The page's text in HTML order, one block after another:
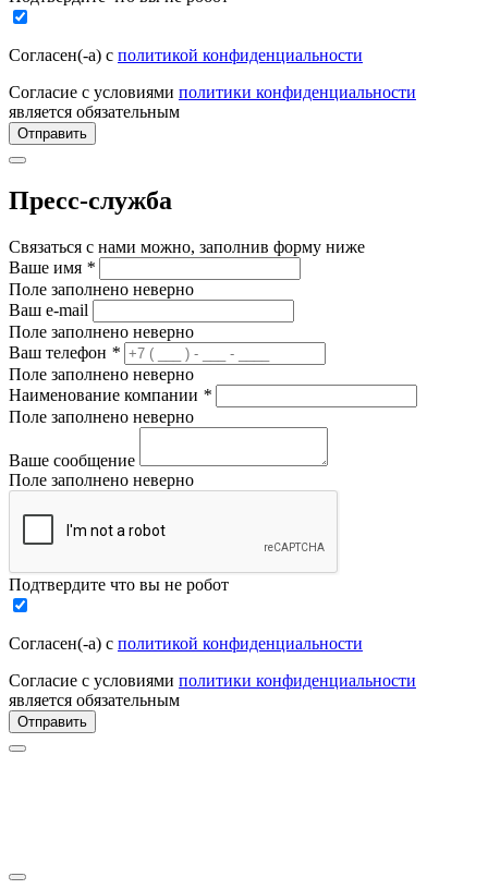
Согласен(-а) с политикой конфиденциальности
Согласие с условиями политики конфиденциальности
является обязательным
Отправить
Пресс-служба
Связаться с нами можно, заполнив форму ниже
Ваше имя *
Поле заполнено неверно
Ваш e-mail
Поле заполнено неверно
Ваш телефон *
Поле заполнено неверно
Наименование компании *
Поле заполнено неверно
Ваше сообщение
Поле заполнено неверно
Подтвердите что вы не робот
Согласен(-а) с политикой конфиденциальности
Согласие с условиями политики конфиденциальности
является обязательным
Отправить